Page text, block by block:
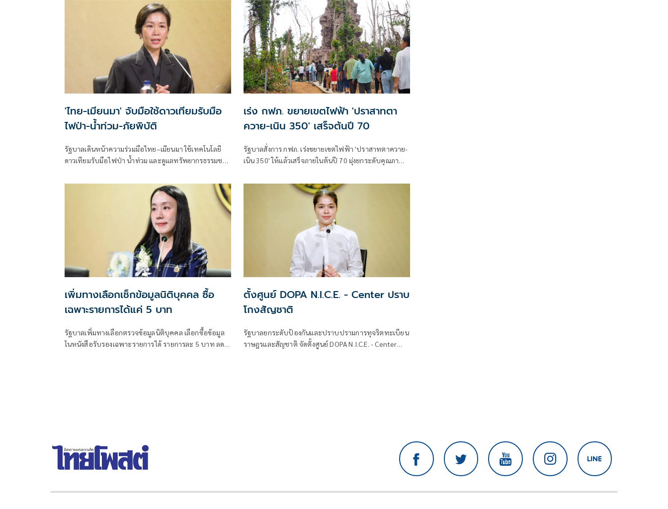
'ไทย-เมียนมา' จับมือใช้ดาวเทียมรับมือ
ไฟป่า-น้ำท่วม-ภัยพิบัติ
รัฐบาลเดินหน้าความร่วมมือไทย–เมียนมา ใช้เทคโนโลยี
ดาวเทียมรับมือไฟป่า น้ำท่วม และดูแลทรัพยากรธรรมชาติ
กัน
เร่ง กฟภ. ขยายเขตไฟฟ้า 'ปราสาทตา
ควาย-เนิน 350' เสร็จต้นปี 70
รัฐบาลสั่งการ กฟภ. เร่งขยายเขตไฟฟ้า 'ปราสาทตาควาย-
เนิน 350' ให้แล้วเสร็จภายในต้นปี 70 มุ่งยกระดับคุณภาพ
ชายแดน
เพิ่มทางเลือกเช็กข้อมูลนิติบุคคล ซื้อ
เฉพาะรายการได้แค่ 5 บาท
รัฐบาลเพิ่มทางเลือกตรวจข้อมูลนิติบุคคล เลือกซื้อข้อมูล
ในหนังสือรับรองเฉพาะรายการได้ รายการละ 5 บาท ลด
ตั้งศูนย์ DOPA N.I.C.E. - Center ปราบ
โกงสัญชาติ
รัฐบาลยกระดับป้องกันและปราบปรามการทุจริตทะเบียน
ราษฎรและสัญชาติ จัดตั้งศูนย์ DOPA N.I.C.E. - Center